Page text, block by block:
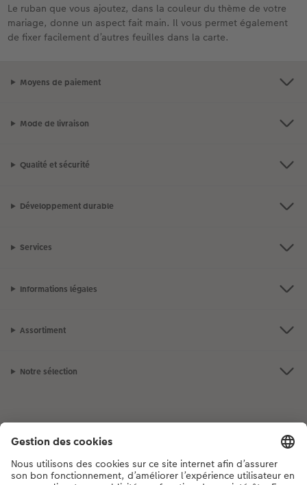
Le ruban que vous ajoutez, dans la couleur du thème de votre
mariage, donne un aspect fait main. Il vous permet également
de fixer facilement d’autres feuilles dans la carte.
Moyens de paiement
Mode de livraison
Qualité et sécurité
Développement durable
Services
Informations légales
Assortiment
Notre sélection
Si vous avez des questions concernant nos produits ou votre commande,